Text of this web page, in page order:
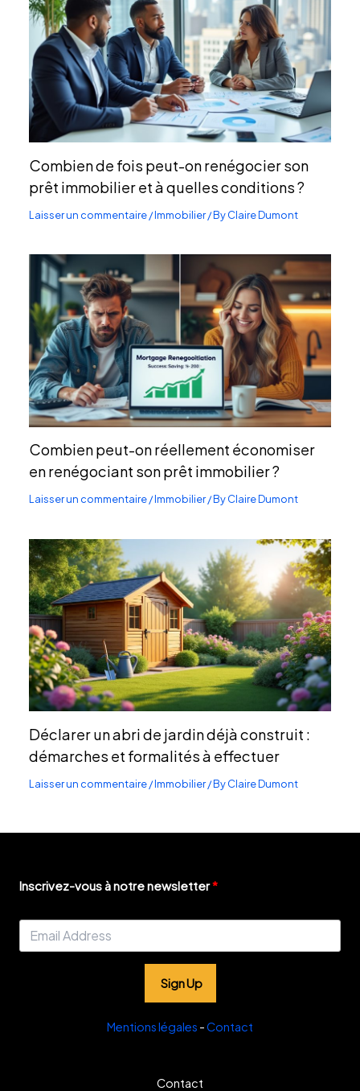
Combien de fois peut-on renégocier son
prêt immobilier et à quelles conditions ?
Laisser un commentaire/Immobilier/ ByClaire Dumont
Combien peut-on réellement économiser
en renégociant son prêt immobilier ?
Laisser un commentaire/Immobilier/ ByClaire Dumont
Déclarer un abri de jardin déjà construit :
démarches et formalités à effectuer
Laisser un commentaire/Immobilier/ ByClaire Dumont
Inscrivez-vous à notre newsletter
Sign Up
Mentions légales -Contact
Contact